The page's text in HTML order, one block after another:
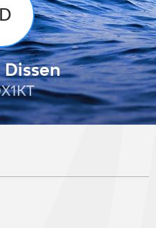
Dissen